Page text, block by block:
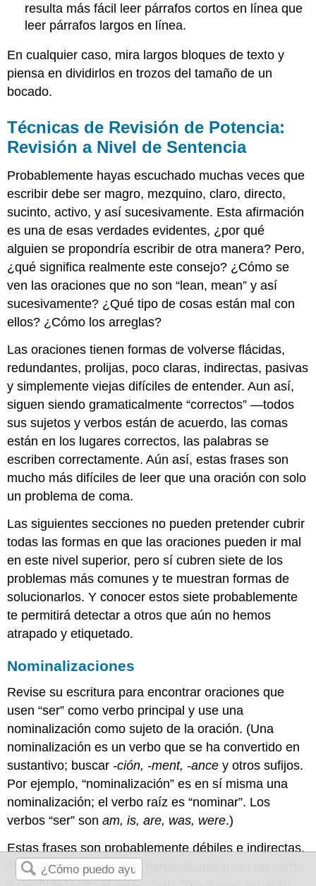
resulta más fácil leer párrafos cortos en línea que
leer párrafos largos en línea.
En cualquier caso, mira largos bloques de texto y
piensa en dividirlos en trozos del tamaño de un
bocado.
Técnicas de Revisión de Potencia:
Revisión a Nivel de Sentencia
Probablemente hayas escuchado muchas veces que
escribir debe ser magro, mezquino, claro, directo,
sucinto, activo, y así sucesivamente. Esta afirmación
es una de esas verdades evidentes, ¿por qué
alguien se propondría escribir de otra manera? Pero,
¿qué significa realmente este consejo? ¿Cómo se
ven las oraciones que no son “lean, mean” y así
sucesivamente? ¿Qué tipo de cosas están mal con
ellos? ¿Cómo los arreglas?
Las oraciones tienen formas de volverse flácidas,
redundantes, prolijas, poco claras, indirectas, pasivas
y simplemente viejas difíciles de entender. Aun así,
siguen siendo gramaticalmente “correctos” —todos
sus sujetos y verbos están de acuerdo, las comas
están en los lugares correctos, las palabras se
escriben correctamente. Aún así, estas frases son
mucho más difíciles de leer que una oración con solo
un problema de coma.
Las siguientes secciones no pueden pretender cubrir
todas las formas en que las oraciones pueden ir mal
en este nivel superior, pero sí cubren siete de los
problemas más comunes y te muestran formas de
solucionarlos. Y conocer estos siete probablemente
te permitirá detectar a otros que aún no hemos
atrapado y etiquetado.
Nominalizaciones
Revise su escritura para encontrar oraciones que
usen “ser” como verbo principal y use una
nominalización como sujeto de la oración. (Una
nominalización es un verbo que se ha convertido en
sustantivo; buscar -ción, -ment, -ance y otros sufijos.
Por ejemplo, “nominalización” es en sí misma una
nominalización; el verbo raíz es “nominar”. Los
verbos “ser” sonam, is, are, was, were.)
Estas frases son probablemente débiles e indirectas.
Revíselos cambiando la nominalización por un verbo